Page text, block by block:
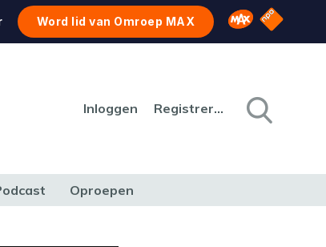
Word lid van Omroep MAX Omroep MAX
NPO
Inloggen Registreren
Oproepen